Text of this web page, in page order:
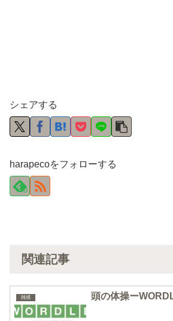
シェアする
harapecoをフォローする
0
関連記事
雑感 頭の体操ー